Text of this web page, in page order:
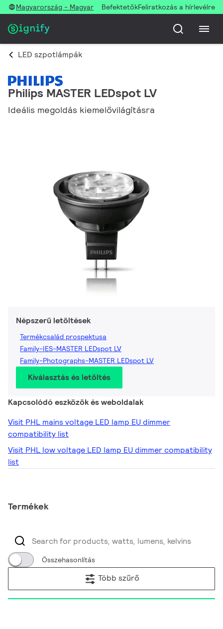
Magyarország - Magyar BefektetőkFeliratkozás a hírlevélre
LED szpotlámpák
Philips MASTER LEDspot LV
Ideális megoldás kiemelővilágításra
Népszerű letöltések
Termékcsalád prospektusa
Family-IES-MASTER LEDspot LV
Family-Photographs-MASTER LEDspot LV
Kiválasztás és letöltés
Kapcsolódó eszközök és weboldalak
Visit PHL mains voltage LED lamp EU dimmer
compatibility list
Visit PHL low voltage LED lamp EU dimmer compatibility
list
Termékek
Összehasonlítás
Több szűrő